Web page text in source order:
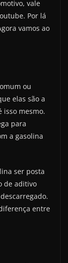
vale
Por lá
vamos ao
ou
elas são a
isso mesmo.
para
a gasolina
ser posta
de aditivo
entre